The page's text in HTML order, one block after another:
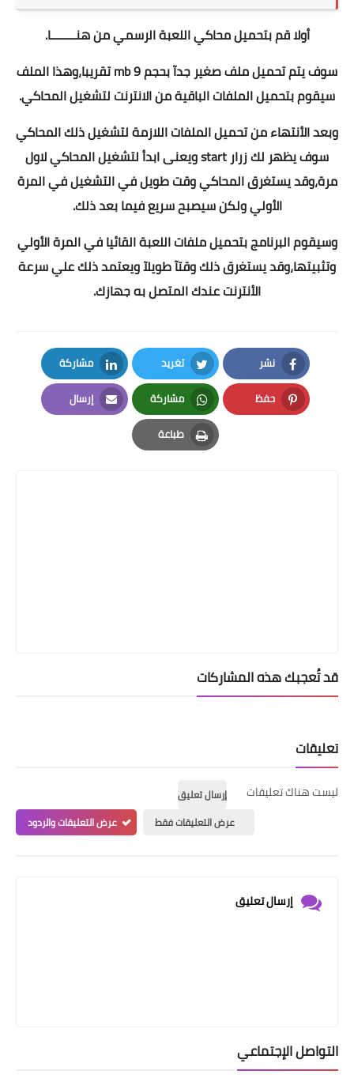
أولا قم بتحميل محاكي اللعبة الرسميمن هنــــــــا.
سوف يتم تحميل ملف صغير جدآ بحجم 9 mb تقريبا،وهذا الملف
سيقوم بتحميل الملفات الباقية من الانترنت لتشغيل المحاكي.
وبعد الأنتهاء من تحميل الملفات اللازمة لتشغيل ذلك المحاكي
سوف يظهر لك زرار start ويعنى ابدأ لتشغيل المحاكي لاول
مرة،وقد يستغرق المحاكي وقت طويل في التشغيل في المرة
الأولي ولكن سيصبح سريع فيما بعد ذلك.
وسيقوم البرنامج بتحميل ملفات اللعبة القائيا في المرة الأولي
وتثبيتها،وقد يستغرق ذلك وقتآ طويلآ ويعتمد ذلك علي سرعة
الأنترنت عندك المتصل به جهازك.
نشر
Facebook
تغريد
Twitter
مشاركة
LinkedIn
حفظ
Pinterest
مشاركة
Whatsapp
إرسال
Email
طباعة
Print
قد تُعجبك هذه المشاركات
تعليقات
ليست هناك تعليقات
إرسال تعليق
عرض التعليقات فقط
عرض التعليقات والردود
إرسال تعليق
التواصل الإجتماعي